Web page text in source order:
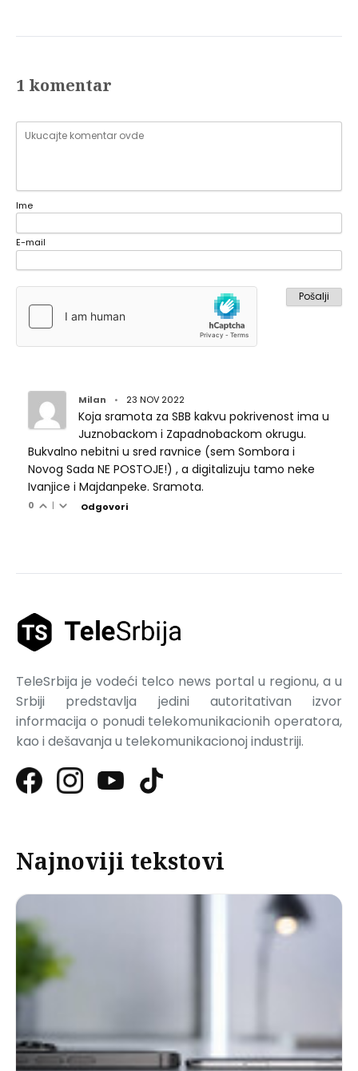
1 komentar
Ime
E-mail
Milan • 23 NOV 2022
Koja sramota za SBB kakvu pokrivenost ima u
Juznobackom i Zapadnobackom okrugu.
Bukvalno nebitni u sred ravnice (sem Sombora i
Novog Sada NE POSTOJE!) , a digitalizuju tamo neke
Ivanjice i Majdanpeke. Sramota.
0 | Odgovori
TeleSrbija je vodeći telco news portal u regionu, a u
Srbiji predstavlja jedini autoritativan izvor
informacija o ponudi telekomunikacionih operatora,
kao i dešavanja u telekomunikacionoj industriji.
Najnoviji tekstovi